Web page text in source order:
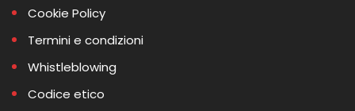
Cookie Policy
Termini e condizioni
Whistleblowing
Codice etico